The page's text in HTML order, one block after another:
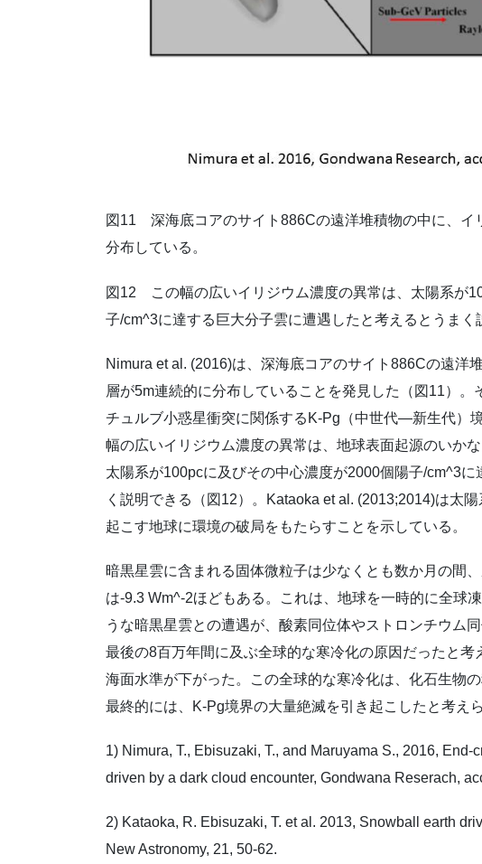
図11 深海底コアのサイト886Cの遠洋堆積物の中に、イ
分布している。
図12 この幅の広いイリジウム濃度の異常は、太陽系が
子/cm^3に達する巨大分子雲に遭遇したと考えるとうまく
Nimura et al. (2016)は、深海底コアのサイト886Cの遠洋
層が5m連続的に分布していることを発見した（図11）。
チュルブ小惑星衝突に関係するK-Pg（中世代―新生代）
幅の広いイリジウム濃度の異常は、地球表面起源のいか
太陽系が100pcに及びその中心濃度が2000個陽子/cm^3
く説明できる（図12）。Kataoka et al. (2013;2014)は太
起こす地球に環境の破局をもたらすことを示している。
暗黒星雲に含まれる固体微粒子は少なくとも数か月の間
は-9.3 Wm^-2ほどもある。これは、地球を一時的に全球
うな暗黒星雲との遭遇が、酸素同位体やストロンチウム
最後の8百万年間に及ぶ全球的な寒冷化の原因だったと
海面水準が下がった。この全球的な寒冷化は、化石生物
最終的には、K-Pg境界の大量絶滅を引き起こしたと考えら
1) Nimura, T., Ebisuzaki, T., and Maruyama S., 2016,
driven by a dark cloud encounter, Gondwana Reserach,
2) Kataoka, R. Ebisuzaki, T. et al. 2013, Snowball earth
New Astronomy, 21, 50-62.